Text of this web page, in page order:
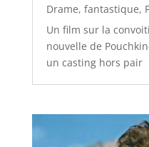
Drame, fantastique,
Un film sur la
nouvelle de
un casting hors pair